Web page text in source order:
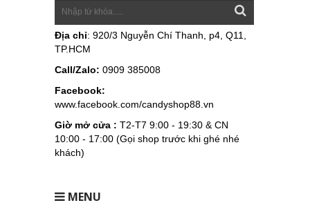
Địa chỉ: 920/3 Nguyễn Chí Thanh, p4, Q11,
TP.HCM
Call/Zalo: 0909 385008
Facebook:
www.facebook.com/candyshop88.vn
Giờ mở cửa : T2-T7 9:00 - 19:30 & CN
10:00 - 17:00 (Gọi shop trước khi ghé nhé
khách)
MENU